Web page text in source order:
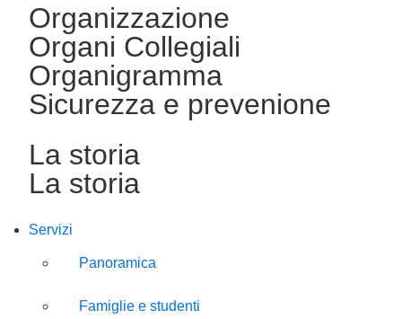
Organizzazione
Organi Collegiali
Organigramma
Sicurezza e prevenione
La storia
La storia
Servizi
Panoramica
Famiglie e studenti